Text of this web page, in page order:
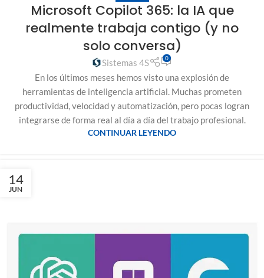
Microsoft Copilot 365: la IA que
realmente trabaja contigo (y no
solo conversa)
Sistemas 4S 0
En los últimos meses hemos visto una explosión de
herramientas de inteligencia artificial. Muchas prometen
productividad, velocidad y automatización, pero pocas logran
integrarse de forma real al día a día del trabajo profesional.
CONTINUAR LEYENDO
14
JUN